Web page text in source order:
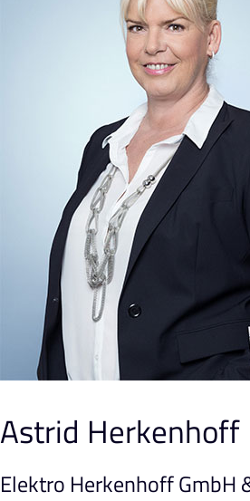
Astrid Herkenhoff
Elektro Herkenhoff GmbH